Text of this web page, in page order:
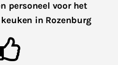
personeel voor het
in Rozenburg